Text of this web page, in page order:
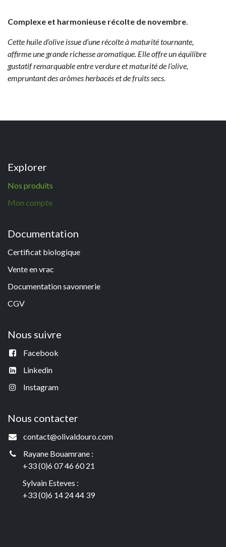
Complexe et harmonieuse récolte de novembre.
Cette huile d’olive issue d’une récolte à maturité tournante,
affirme une grande richesse aromatique. Elle offre un équilibre
gustatif remarquable entre verdure et maturité de l’olive,
empruntant des arômes herbacés et de fruits secs.
Explorer
Nos produits
Mon compte
Documentation
Certificat biologique
Vente en vrac
Documentation savonnerie
CGV
Nous suivre
Facebook
Linkedin
Instagram
Nous contacter
contact@olivaldouro.com
Rayane Bouamrane :
+33 (0)6 07 46 60 21
Sylvain Esteves :
+33 (0)6 14 24 44 39